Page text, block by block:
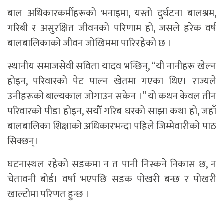
बाल अधिकारकर्मीहरूको भनाइमा, यस्तो दुर्घटना बालश्रम,
गरिबी र असुरक्षित जीवनको परिणाम हो, जसले हरेक वर्ष
बालबालिकाको जीवन जोखिममा पारिरहेको छ ।
स्थानीय समाजसेवी सविता यादव भन्छिन्, “यी नानीहरू खेल्न
होइन, परिवारको पेट पाल्न खेतमा गएका थिए। राज्यले
उनीहरूको बाल्यकाल जोगाउन सकेन ।” यो कथन केवल तीन
परिवारको पीडा होइन, सयौँ गरिब घरको साझा कथा हो, जहाँ
बालबालिका शिक्षाको अधिकारभन्दा पहिले जिम्मेवारीको पाठ
सिक्छन्।
घटनास्थल रहेको सडकमा न त पानी निस्कने निकास छ, न
चेतावनी बोर्ड। वर्षा भएपछि सडक पोखरी बन्छ र पोखरी
खाल्टोमा परिणत हुन्छ ।